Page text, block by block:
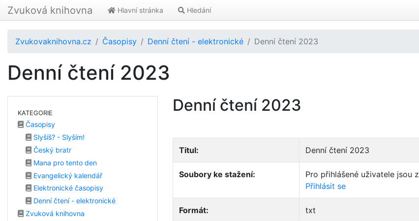
Zvuková knihovna Hlavní stránka Hledání
Zvukovaknihovna.cz Časopisy Denní čtení - elektronické Denní čtení 2023
Denní čtení 2023
KATEGORIE
Časopisy
Slyšíš? - Slyším!
Český bratr
Mana pro tento den
Evangelický kalendář
Elektronické časopisy
Denní čtení - elektronické
Zvuková knihovna
Denní čtení 2023
Titul: Denní čtení 2023
Soubory ke stažení:
Pro přihlášené uživatele jsou
Přihlásit se
Formát: txt